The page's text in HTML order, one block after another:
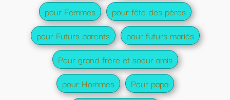
pour Femmes
pour fête des pères
pour Futurs parents
pour futurs mariés
Pour grand frère et soeur amis
pour Hommes
Pour papa